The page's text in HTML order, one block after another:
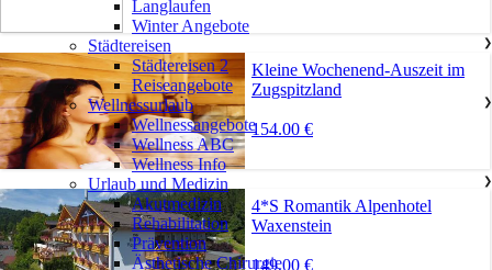
Kleine Wochenend-Auszeit im
Zugspitzland
154.00 €
4*S Romantik Alpenhotel
Waxenstein
149,00 €
Langlaufen
Winter Angebote
Städtereisen
❯
Städtereisen 2
Reiseangebote
Wellnessurlaub
❯
Wellnessangebote
Wellness ABC
Wellness Info
Urlaub und Medizin
❯
Akutmedizin
Rehabilitation
Prävention
Ästhetische Chirurgie